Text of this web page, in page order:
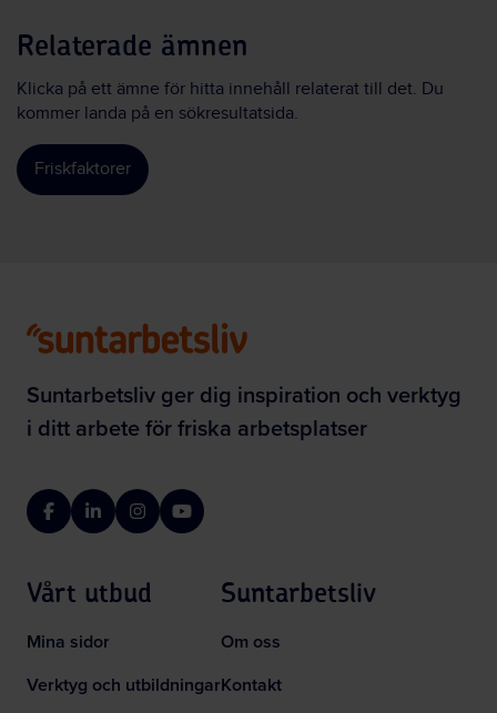
Relaterade ämnen
Klicka på ett ämne för hitta innehåll relaterat till det. Du
kommer landa på en sökresultatsida.
Friskfaktorer
Suntarbetsliv ger dig inspiration och verktyg
i ditt arbete för friska arbetsplatser
FacebookLinkedInInstagramYouTube
Vårt utbud
Mina sidor
Verktyg och utbildningar
Suntarbetsliv
Om oss
Kontakt